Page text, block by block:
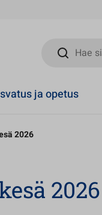
Hae sivustolta
ja opetus
2026
2026